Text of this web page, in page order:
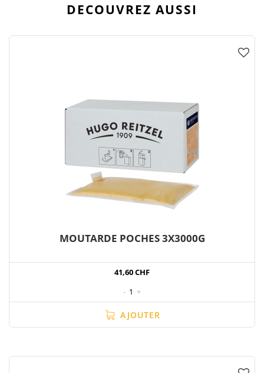
DECOUVREZ AUSSI
MOUTARDE POCHES 3X3000G
41,60 CHF
- 1 +
AJOUTER